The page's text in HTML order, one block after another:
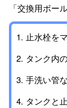
「交換用ボー
止水栓を
タンク内
手洗い管
タンクと